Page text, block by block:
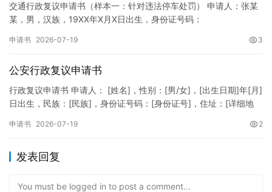
交通行政复议申请书（样本一：针对违法停车处罚） 申请人：张某
某，男，汉族，19XX年X月X日出生，身份证号码：
申请书 2026-07-19 3
公安行政复议申请书
行政复议申请书 申请人： [姓名]，性别：[男/女]，[出生日期]年[月]
日出生，民族：[民族]，身份证号码：[身份证号]，住址：[详细地
申请书 2026-07-19 2
发表回复
You must be logged in to post a comment...